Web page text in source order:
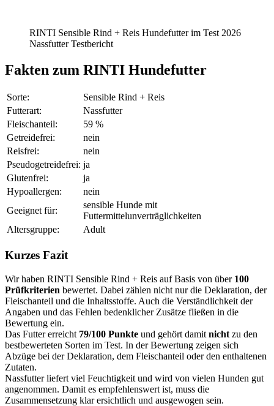
RINTI Sensible Rind + Reis Hundefutter im Test 2026
Nassfutter Testbericht
Fakten zum RINTI Hundefutter
Sorte:
Sensible Rind + Reis
Futterart:
Nassfutter
Fleischanteil:
59 %
Getreidefrei:
nein
Reisfrei:
nein
Pseudogetreidefrei: ja
Glutenfrei:
ja
Hypoallergen:
nein
Geeignet für:
sensible Hunde mit
Futtermittelunverträglichkeiten
Altersgruppe:
Adult
Kurzes Fazit
Wir haben RINTI Sensible Rind + Reis auf Basis von über 100
Prüfkriterien bewertet. Dabei zählen nicht nur die Deklaration, der
Fleischanteil und die Inhaltsstoffe. Auch die Verständlichkeit der
Angaben und das Fehlen bedenklicher Zusätze fließen in die
Bewertung ein.
Das Futter erreicht 79/100 Punkte und gehört damit nicht zu den
bestbewerteten Sorten im Test. In der Bewertung zeigen sich
Abzüge bei der Deklaration, dem Fleischanteil oder den enthaltenen
Zutaten.
Nassfutter liefert viel Feuchtigkeit und wird von vielen Hunden gut
angenommen. Damit es empfehlenswert ist, muss die
Zusammensetzung klar ersichtlich und ausgewogen sein.